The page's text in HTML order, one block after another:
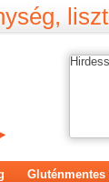
Gluténmentes